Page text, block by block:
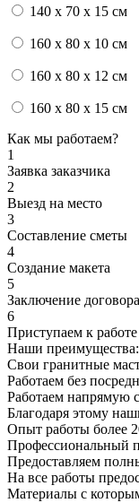
140 x 70 x 15 см
160 x 80 x 10 см
160 x 80 x 12 см
160 x 80 x 15 см
Как мы работаем?
1
Заявка заказчика
2
Выезд на место
3
Составление сметы
4
Создание макета
5
Заключение договора
6
Приступаем к работе
Наши преимущества:
Свои гранитные
Работаем без
Работаем напрямую
Благодаря этому
Опыт работы более
Профессиональный
Предоставляем
На все работы
Материалы с